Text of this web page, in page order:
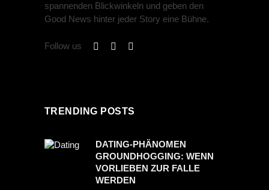
spannenden Blickwinkeln und geben den
Good News hinter jeder Story eine Bühne.
Follow us
TRENDING POSTS
DATING-PHÄNOMEN
GROUNDHOGGING: WENN
VORLIEBEN ZUR FALLE
WERDEN